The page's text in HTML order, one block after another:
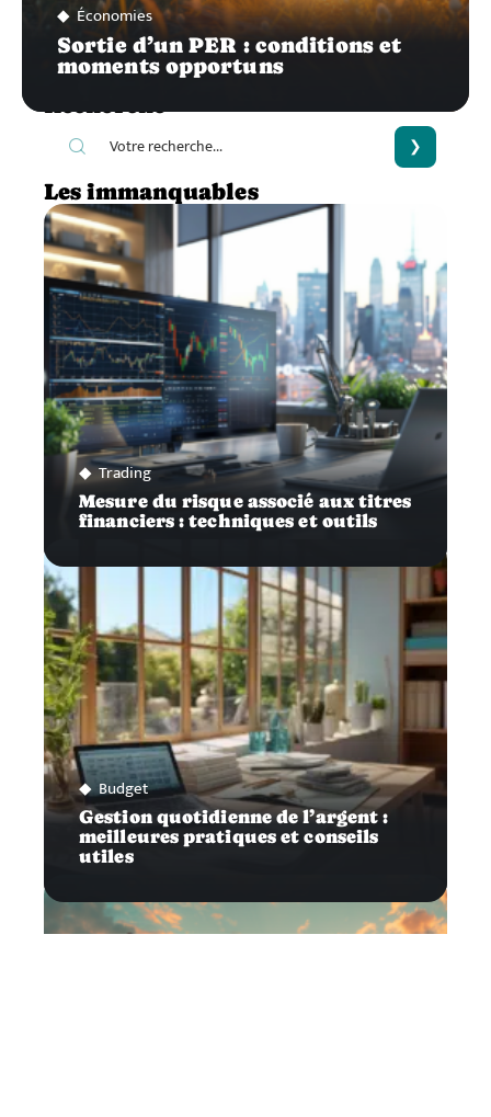
Économies
Sortie d’un PER : conditions et
moments opportuns
Les immanquables
Trading
Mesure du risque associé aux titres
financiers : techniques et outils
Budget
Gestion quotidienne de l’argent :
meilleures pratiques et conseils
utiles